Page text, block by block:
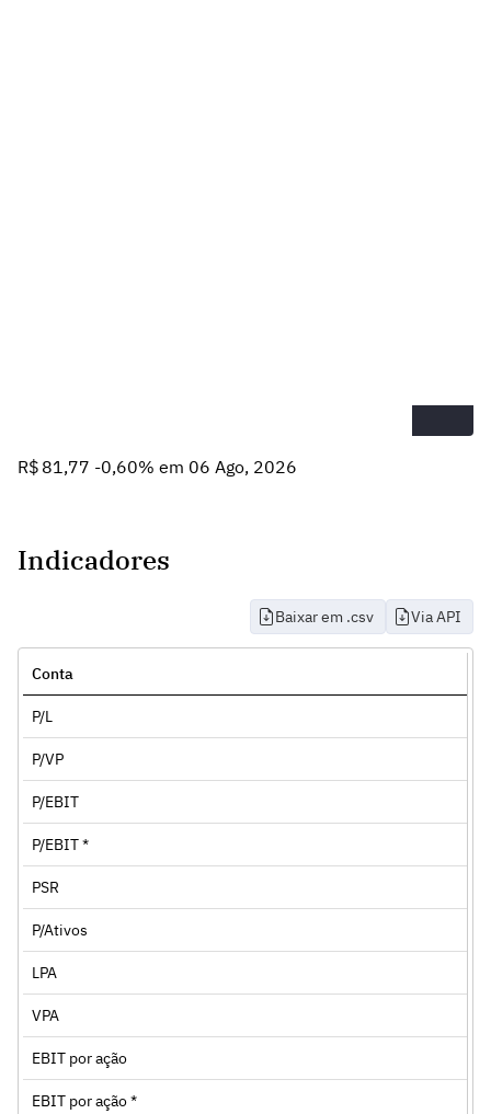
R$ 81,77 -0,60% em 06 Ago, 2026
Indicadores
Baixar em .csv Via API
Conta
P/L
P/VP
P/EBIT
P/EBIT *
PSR
P/Ativos
LPA
VPA
EBIT por ação
EBIT por ação *